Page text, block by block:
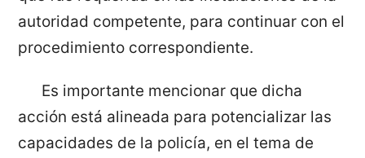
autoridad competente, para continuar con el
procedimiento correspondiente.
Es importante mencionar que dicha
acción está alineada para potencializar las
capacidades de la policía, en el tema de